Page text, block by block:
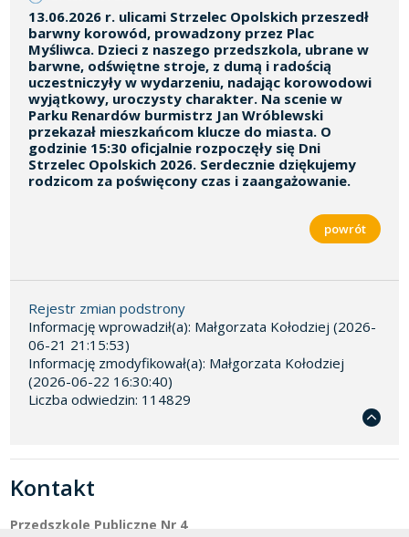
13.06.2026 r. ulicami Strzelec Opolskich przeszedł
barwny korowód, prowadzony przez Plac
Myśliwca. Dzieci z naszego przedszkola, ubrane w
barwne, odświętne stroje, z dumą i radością
uczestniczyły w wydarzeniu, nadając korowodowi
wyjątkowy, uroczysty charakter. Na scenie w
Parku Renardów burmistrz Jan Wróblewski
przekazał mieszkańcom klucze do miasta. O
godzinie 15:30 oficjalnie rozpoczęły się Dni
Strzelec Opolskich 2026. Serdecznie dziękujemy
rodzicom za poświęcony czas i zaangażowanie.
Rejestr zmian podstrony
Informację wprowadził(a): Małgorzata Kołodziej (2026-
06-21 21:15:53)
Informację zmodyfikował(a): Małgorzata Kołodziej
(2026-06-22 16:30:40)
Liczba odwiedzin: 114829
Kontakt
Przedszkole Publiczne Nr 4